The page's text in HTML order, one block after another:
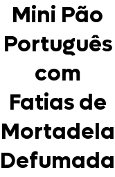
Mini Pão
Português
com
Fatias de
Mortadela
Defumada